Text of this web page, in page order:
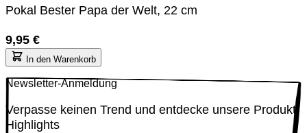
Pokal Bester Papa der Welt, 22 cm
9,95 €
In den Warenkorb
Newsletter-Anmeldung
Verpasse keinen Trend und entdecke unsere Produkt-
Highlights